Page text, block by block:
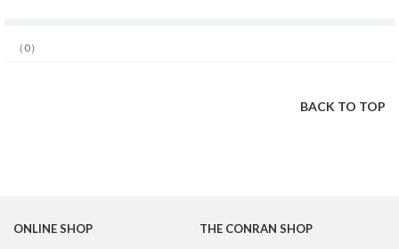
（0）
BACK TO TOP
ONLINE SHOP THE CONRAN SHOP